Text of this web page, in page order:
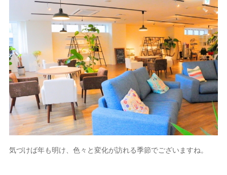
気づけば年も明け、色々と変化が訪れる季節でございますね。